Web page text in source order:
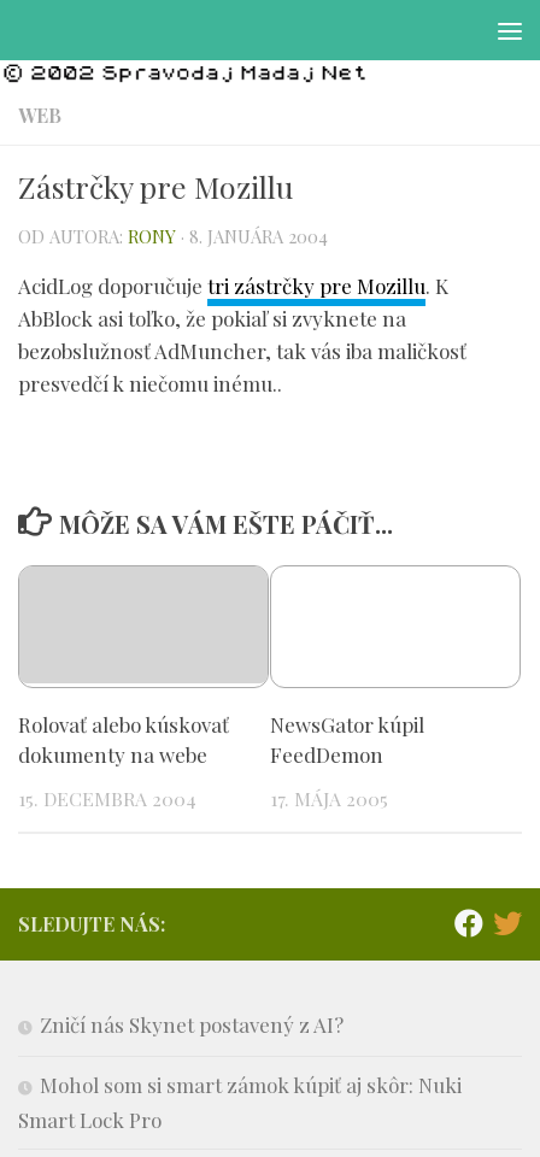
WEB
Zástrčky pre Mozillu
OD AUTORA: RONY · 8. JANUÁRA 2004
AcidLog doporučuje tri zástrčky pre Mozillu. K
AbBlock asi toľko, že pokiaľ si zvyknete na
bezobslužnosť AdMuncher, tak vás iba maličkosť
presvedčí k niečomu inému..
MÔŽE SA VÁM EŠTE PÁČIŤ...
Rolovať alebo kúskovať
dokumenty na webe
15. DECEMBRA 2004
NewsGator kúpil
FeedDemon
17. MÁJA 2005
SLEDUJTE NÁS:
Zničí nás Skynet postavený z AI?
Mohol som si smart zámok kúpiť aj skôr: Nuki
Smart Lock Pro